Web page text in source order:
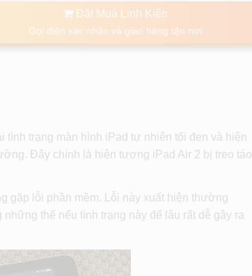
Đặt Mua Linh Kiện
Gọi điện xác nhận và giao hàng tận nơi
tình trạng màn hình iPad tự nhiên tối đen và hiện
Đây chính là hiện tượng iPad Air 2 bị treo táo
gặp lỗi phần mềm. Lỗi này xuất hiện thường
thế nếu tình trạng này để lâu rất dễ gây ra